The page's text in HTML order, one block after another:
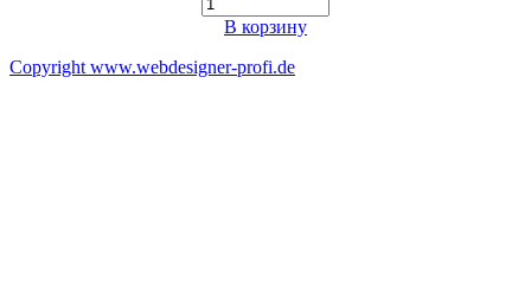
В корзину
Copyright www.webdesigner-profi.de